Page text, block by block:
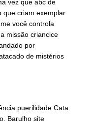
vez que abc de
que criam exemplar
você controla
missão criancice
por
de mistérios
puerilidade Cata
Barulho site